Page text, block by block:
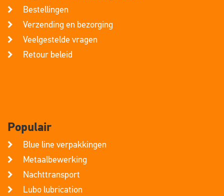
Bestellingen
Verzending en bezorging
Veelgestelde vragen
Retour beleid
Populair
Blue line verpakkingen
Metaalbewerking
Nachttransport
Lubo lubrication